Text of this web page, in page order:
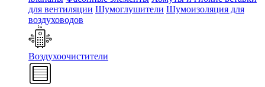
для вентиляции Шумоглушители Шумоизоляция для
воздуховодов
Воздухоочистители